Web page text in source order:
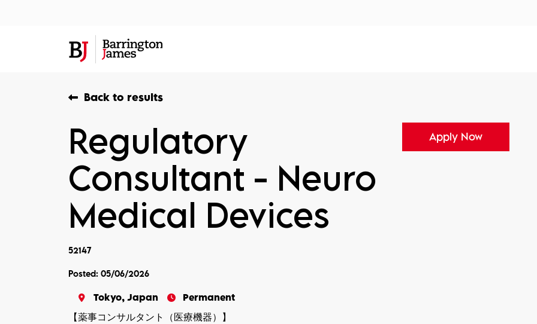
Back to results
Regulatory
Consultant - Neuro
Medical Devices
Apply Now
52147
Posted: 05/06/2026
Tokyo, Japan Permanent
【薬事コンサルタント（医療機器）】